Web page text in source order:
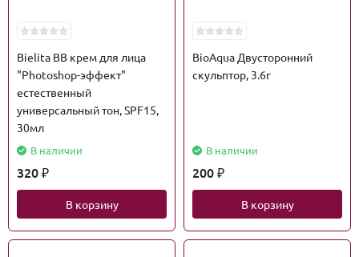
Bielita BB крем для лица
"Photoshop-эффект"
естественный
универсальный тон, SPF15,
30мл
В наличии
320 ₽
В корзину
BioAqua Двусторонний
скульптор, 3.6г
В наличии
200 ₽
В корзину